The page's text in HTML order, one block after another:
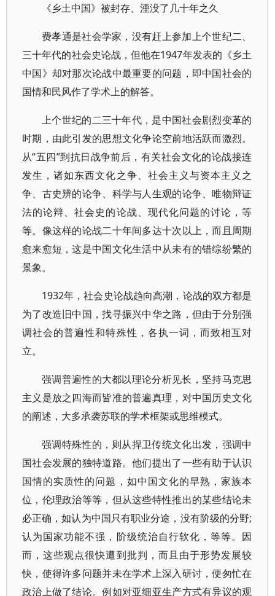
《乡土中国》被封存、湮没了几十年之久
费孝通是社会学家，没有赶上参加上个世纪二、
三十年代的社会史论战，但他在1947年发表的《乡土
中国》却对那次论战中最重要的问题，即中国社会的
国情和民风作了学术上的解答。
上个世纪的二三十年代，是中国社会剧烈变革的
时期，由此引发的思想文化争论空前地活跃而激烈。
从“五四”到抗日战争前后，有关社会文化的论战接连
发生，诸如东西文化之争、社会主义与资本主义之
争、古史辨的论争、科学与人生观的论争、唯物辩证
法的论辩、社会史的论战、现代化问题的讨论，等
等。像这样的论战二十年间多达十次以上，而且周期
愈来愈短，这是中国文化生活中从未有的错综纷繁的
景象。
1932年，社会史论战趋向高潮，论战的双方都是
为了改造旧中国，找寻振兴中华之路，但由于分别强
调社会的普遍性和特殊性，各执一词，而致相互对
立。
强调普遍性的大都以理论分析见长，坚持马克思
主义是放之四海而皆准的普遍真理，对中国历史文化
的阐述，大多承袭苏联的学术框架或思维模式。
强调特殊性的，则从捍卫传统文化出发，强调中
国社会发展的独特道路。他们提出了一些有助于认识
国情的实质性的问题，如中国文化的早熟，家族本
位，伦理政治等等，但从这些特性推出的某些结论未
必正确，如认为中国只有职业分途，没有阶级的分野;
认为国家功能不强，阶级统治自行软化，等等。因
而，这些观点很快遭到批判，而且由于形势发展较
快，使得许多问题并未在学术上深入研讨，便匆忙在
政治上做了结论。例如对亚细亚生产方式有异议的观